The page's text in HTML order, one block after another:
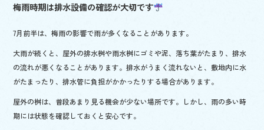
梅雨時期は排水設備の確認が大切です
7月前半は、梅雨の影響で雨が多くなることがあります。
大雨が続くと、屋外の排水桝や雨水桝にゴミや泥、落ち葉がたまり、排水
の流れが悪くなることがあります。排水がうまく流れないと、敷地内に水
がたまったり、排水管に負担がかかったりする場合があります。
屋外の桝は、普段あまり見る機会が少ない場所です。しかし、雨の多い時
期には状態を確認しておくと安心です。